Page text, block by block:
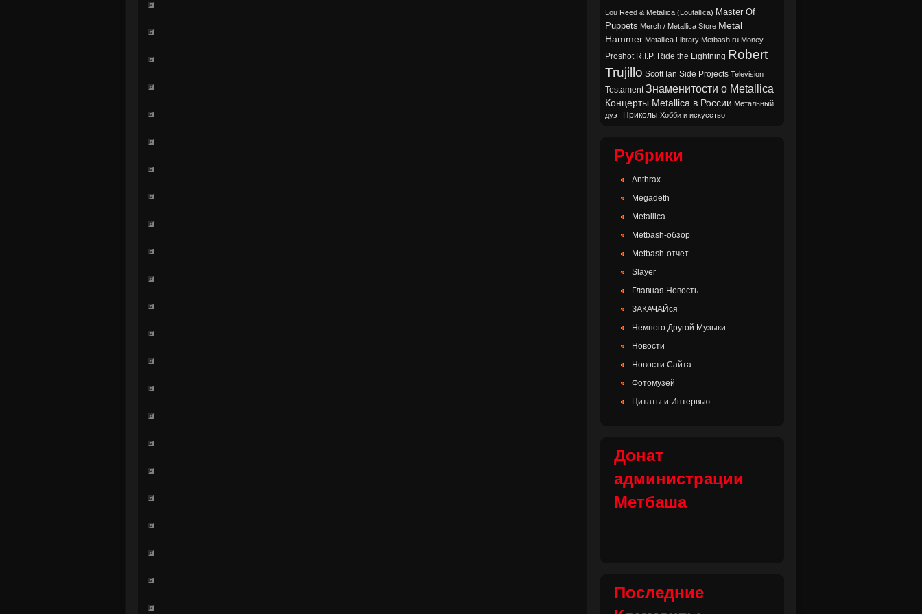
Lou Reed & Metallica (Loutallica) Master Of
Puppets Merch / Metallica Store Metal
Hammer Metallica Library Metbash.ru Money
Proshot R.I.P. Ride the Lightning Robert
Trujillo Scott Ian Side Projects Television
Testament Знаменитости о Metallica
Концерты Metallica в России Метальный
дуэт Приколы Хобби и искусство
Рубрики
Anthrax
Megadeth
Metallica
Metbash-обзор
Metbash-отчет
Slayer
Главная Новость
ЗАКАЧАЙся
Немного Другой Музыки
Новости
Новости Сайта
Фотомузей
Цитаты и Интервью
Донат
администрации
Метбаша
Последние